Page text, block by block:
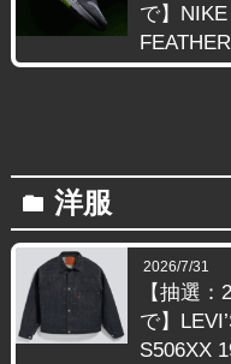
で】
folder 洋服
2026/7/31
【抽選
で】
S506XX